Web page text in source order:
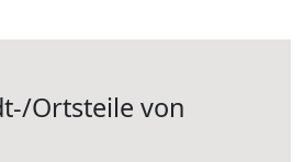
Ortsteile von